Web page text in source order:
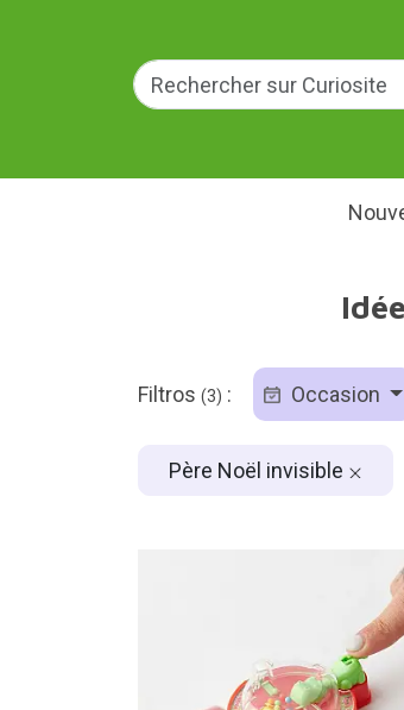
Filtros (3) : Occasion
Père Noël invisible